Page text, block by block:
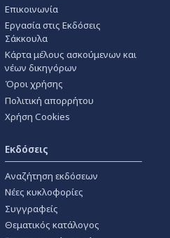
Επικοινωνία
Εργασία στις Εκδόσεις
Σάκκουλα
Κάρτα μέλους ασκούμενων και
νέων δικηγόρων
Όροι χρήσης
Πολιτική απορρήτου
Χρήση Cookies
Εκδόσεις
Αναζήτηση εκδόσεων
Νέες κυκλοφορίες
Συγγραφείς
Θεματικός κατάλογος